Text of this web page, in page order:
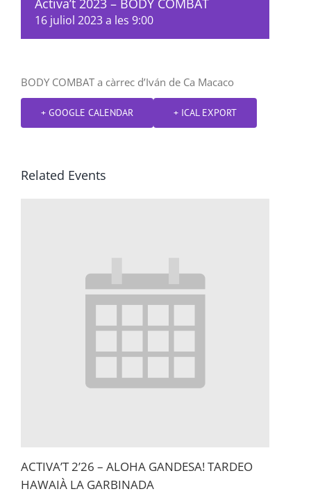
Activa’t 2023 – BODY COMBAT
16 juliol 2023 a les 9:00
BODY COMBAT a càrrec d’Iván de Ca Macaco
+ GOOGLE CALENDAR + ICAL EXPORT
Related Events
ACTIVA’T 2’26 – ALOHA GANDESA! TARDEO
HAWAIÀ LA GARBINADA